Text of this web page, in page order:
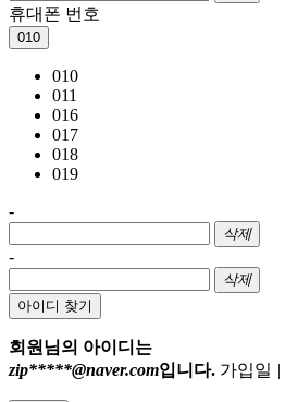
휴대폰 번호
010
010
011
016
017
018
019
-
삭제
-
삭제
아이디 찾기
회원님의 아이디는
zip*****@naver.com입니다. 가입일 |